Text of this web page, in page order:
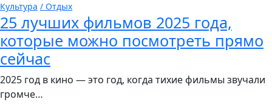
Культура / Отдых
25 лучших фильмов 2025 года,
которые можно посмотреть прямо
сейчас
2025 год в кино — это год, когда тихие фильмы звучали
громче…